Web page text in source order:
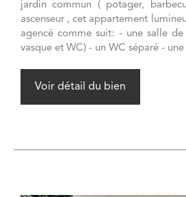
jardin commun ( potager,
ascenseur , cet appartement
agencé comme suit: - une salle
vasque et WC) - un WC séparé -
Voir détail du bien